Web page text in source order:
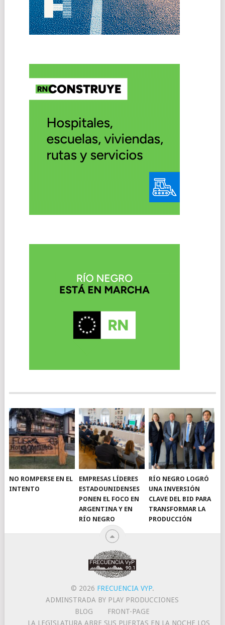
NO ROMPERSE EN EL
INTENTO
EMPRESAS LÍDERES
ESTADOUNIDENSES
PONEN EL FOCO EN
ARGENTINA Y EN
RÍO NEGRO
RÍO NEGRO LOGRÓ
UNA INVERSIÓN
CLAVE DEL BID PARA
TRANSFORMAR LA
PRODUCCIÓN
© 2026 FRECUENCIA VYP.
ADMINSTRADA BY PLAY PRODUCCIONES
BLOG
FRONT-PAGE
LA LEGISLATURA ABRE SUS PUERTAS EN LA NOCHE LOS